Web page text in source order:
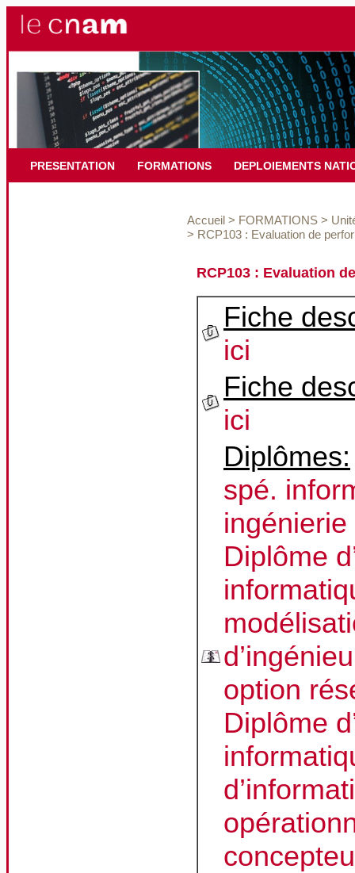
PRESENTATION FORMATIONS DEPLOIEMENTS
Accueil > FORMATIONS >
> RCP103 : Evaluation de
RCP103 : Evaluation
Fiche
ici
Fiche
ici
Diplômes:
spé.
Diplôme
option
Diplôme